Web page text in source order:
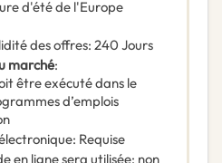
d'été de l'Europe
des offres: 240 Jours
marché:
être exécuté dans le
d’emplois
: Requise
en ligne sera utilisée: non